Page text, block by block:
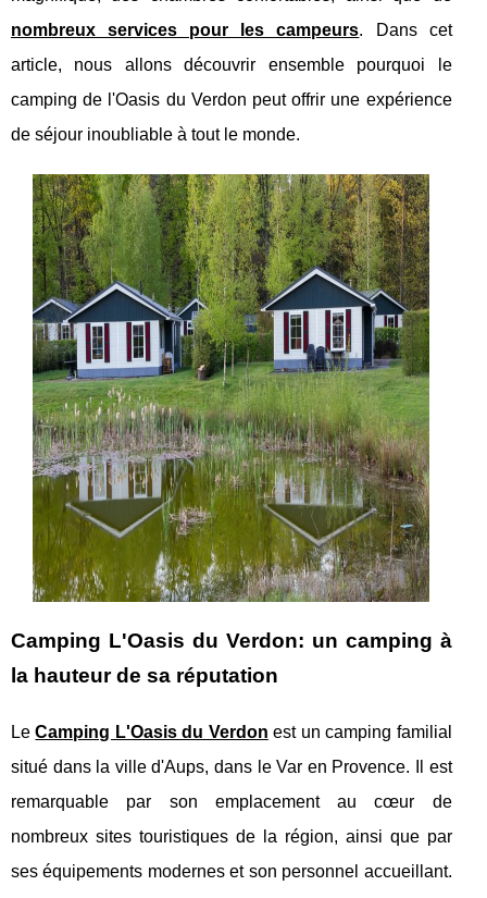
nombreux services pour les campeurs. Dans cet
article, nous allons découvrir ensemble pourquoi le
camping de l'Oasis du Verdon peut offrir une expérience
de séjour inoubliable à tout le monde.
Camping L'Oasis du Verdon: un camping à
la hauteur de sa réputation
LeCamping L'Oasis du Verdon est un camping familial
situé dans la ville d'Aups, dans le Var en Provence. Il est
remarquable par son emplacement au cœur de
nombreux sites touristiques de la région, ainsi que par
ses équipements modernes et son personnel accueillant.